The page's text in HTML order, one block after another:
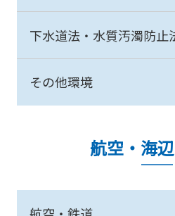
下水道法・水質汚濁防止
その他環境
航空・海